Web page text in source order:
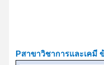
Pสาขาวิชาการและเคมี